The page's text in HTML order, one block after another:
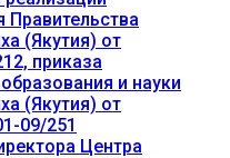
Правительства
(Якутия) от
приказа
и науки
(Якутия) от
09/251
Центра